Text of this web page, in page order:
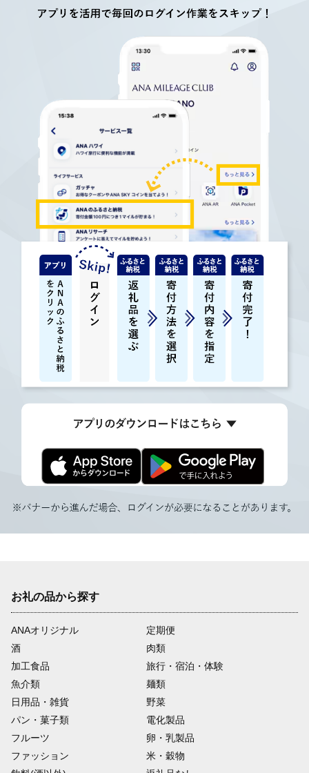
お礼の品から探す
ANAオリジナル
定期便
酒
肉類
加工食品
旅行・宿泊・体験
魚介類
麺類
日用品・雑貨
野菜
パン・菓子類
電化製品
フルーツ
卵・乳製品
ファッション
米・穀物